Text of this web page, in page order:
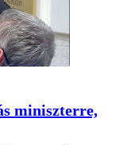
miniszterre,